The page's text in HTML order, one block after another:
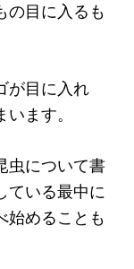
の目に入るも
が目に入れ
ます。
虫について書
ている最中に
始めることも